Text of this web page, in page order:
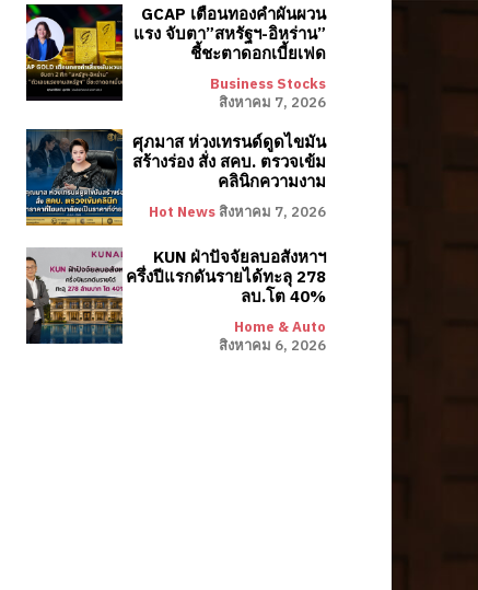
GCAP เตือนทองคำผันผวน
แรง จับตา”สหรัฐฯ-อิหร่าน”
ชี้ชะตาดอกเบี้ยเฟด
Business Stocks
สิงหาคม 7, 2026
ศุภมาส ห่วงเทรนด์ดูดไขมัน
สร้างร่อง สั่ง สคบ. ตรวจเข้ม
คลินิกความงาม
Hot News สิงหาคม 7, 2026
KUN ฝ่าปัจจัยลบอสังหาฯ
ครึ่งปีแรกดันรายได้ทะลุ 278
ลบ.โต 40%
Home & Auto
สิงหาคม 6, 2026